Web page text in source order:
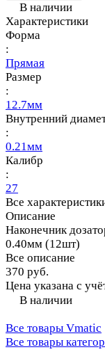
В наличии
Характеристики
Форма
:
Прямая
Размер
:
12.7мм
Внутренний
:
0.21мм
Калибр
:
27
Все
Описание
Наконечник
0.40мм (12шт)
Все описание
370 руб.
Цена указана с
В наличии
Все товары Vmatic
Все товары